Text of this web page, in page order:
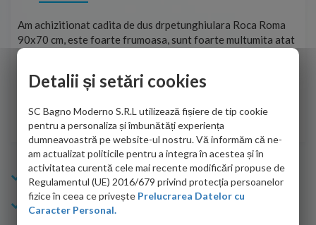
Am achizitionat cadita de dus drpetunghiulara Roca Roma
90x70 cm, este foarte frumoasa, sunt foarte multumita atat
de personalul firmei dvs. cu care am colaborat in obtinerea
adus coletul in siguranta.Numai bine, va doresc!
Sofrone Viviana -28.07.2026
Info Bagno
Cumparaturi
Detalii și setări cookies
SC Bagno Moderno S.R.L utilizează fișiere de tip cookie
pentru a personaliza și îmbunătăți experiența
dumneavoastră pe website-ul nostru. Vă informăm că ne-
am actualizat politicile pentru a integra în acestea și în
activitatea curentă cele mai recente modificări propuse de
Regulamentul (UE) 2016/679 privind protecția persoanelor
fizice în ceea ce privește Prelucrarea Datelor cu
Caracter Personal.